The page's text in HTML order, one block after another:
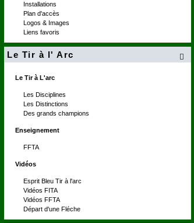
Installations
Plan d'accès
Logos & Images
Liens favoris

Le Tir à l' Arc
Le Tir à L'arc
Les Disciplines
Les Distinctions
Des grands champions
Enseignement
FFTA
Vidéos
Esprit Bleu Tir à l'arc
Vidéos FITA
Vidéos FFTA
Départ d'une Fléche